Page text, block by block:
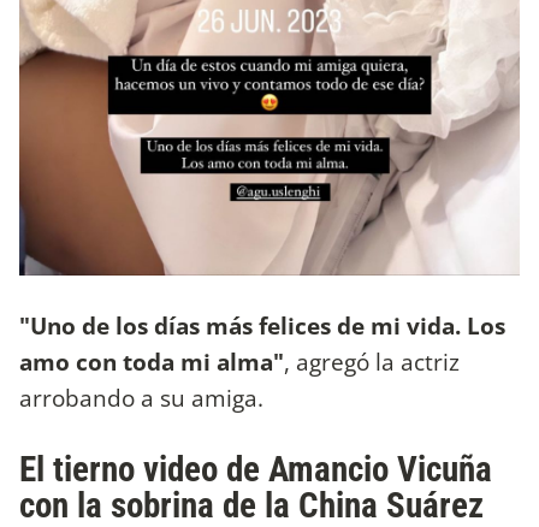
"Uno de los días más felices de mi vida. Los
amo con toda mi alma", agregó la actriz
arrobando a su amiga.
El tierno video de Amancio Vicuña
con la sobrina de la China Suárez